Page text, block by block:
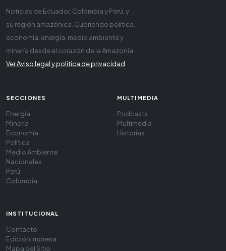
Noticias de Ecuador, Colombia y Perú, y
su región amazónica. Cubriendo política,
economía, energía, medio ambiente y
minería desde el corazón de la Amazonía
Ver Aviso legal y política de privacidad
SECCIONES
Energía
Minería
Economía
Política
Medio Ambiente
Nacionales
Perú
Colombia
MULTIMEDIA
Podcasts
Multimedia
Historias
INSTITUCIONAL
Contacto
Edición Impresa
Mapa del Sitio